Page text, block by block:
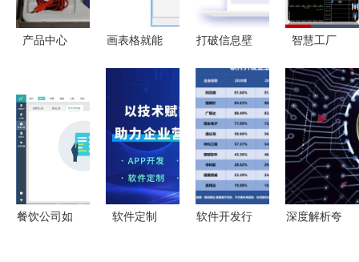
产品中心
—— 企业
级软件开发
画表格就能
秘企业
Excel看似
是“定制”，
实则内幕到
底是什么！
打破信息壁
件助力企业
破解信息失
真难题
智慧工厂
经”——深
亿杰SOP拉
头系统与车
间可视化电
子EWI管理
看板解析
餐饮公司如
软件定制
软件开发行
深度解析夸